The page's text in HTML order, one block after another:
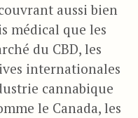
aussi bien
médical que les
du CBD, les
internationales
cannabique
le Canada, les